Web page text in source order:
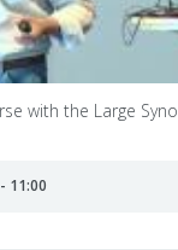
with the Large
11:00